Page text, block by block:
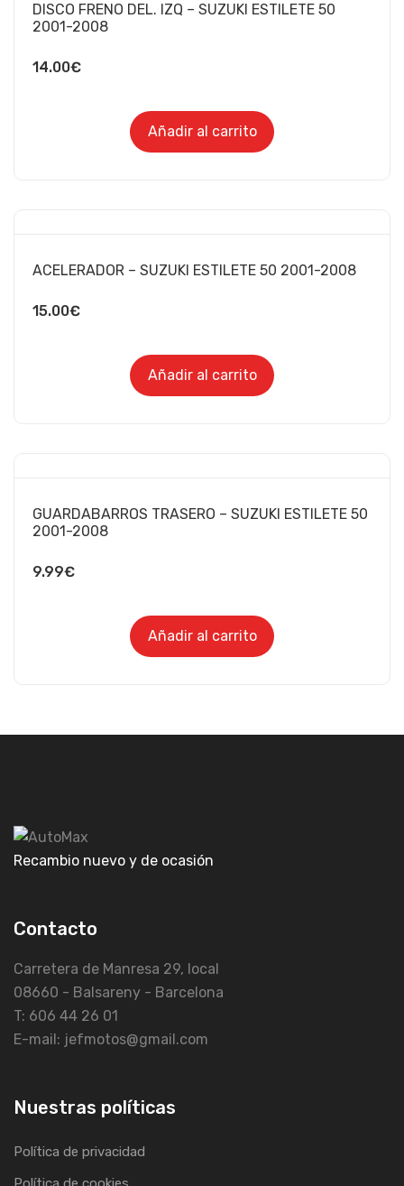
DISCO FRENO DEL. IZQ – SUZUKI ESTILETE 50
2001-2008
14.00€
Añadir al carrito
ACELERADOR – SUZUKI ESTILETE 50 2001-2008
15.00€
Añadir al carrito
GUARDABARROS TRASERO – SUZUKI ESTILETE 50
2001-2008
9.99€
Añadir al carrito
Recambio nuevo y de ocasión
Contacto
Carretera de Manresa 29, local
08660 - Balsareny - Barcelona
T: 606 44 26 01
E-mail: jefmotos@gmail.com
Nuestras políticas
Política de privacidad